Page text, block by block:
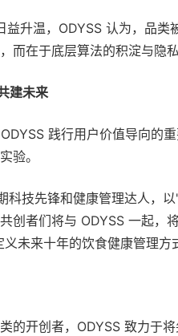
温，ODYSS 认为，品类
而在于底层算法的积淀与隐
建未来
践行用户价值导向的重
验。
技先锋和健康管理达人，以
创者们将与 ODYSS 一起，
未来十年的饮食健康管理方
开创者，ODYSS 致力于将